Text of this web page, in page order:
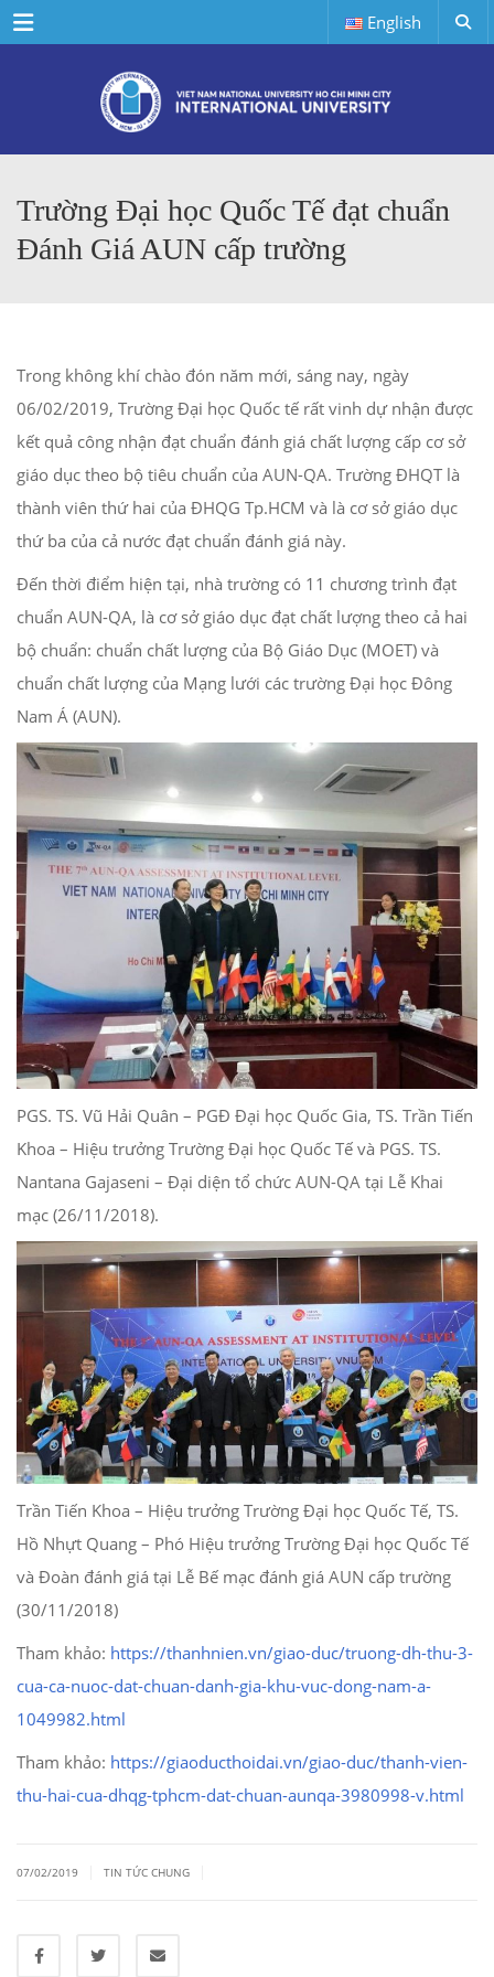
Menu English
Trường Đại học Quốc Tế đạt chuẩn
Đánh Giá AUN cấp trường
Trong không khí chào đón năm mới, sáng nay, ngày
06/02/2019, Trường Đại học Quốc tế rất vinh dự nhận được
kết quả công nhận đạt chuẩn đánh giá chất lượng cấp cơ sở
giáo dục theo bộ tiêu chuẩn của AUN-QA. Trường ĐHQT là
thành viên thứ hai của ĐHQG Tp.HCM và là cơ sở giáo dục
thứ ba của cả nước đạt chuẩn đánh giá này.
Đến thời điểm hiện tại, nhà trường có 11 chương trình đạt
chuẩn AUN-QA, là cơ sở giáo dục đạt chất lượng theo cả hai
bộ chuẩn: chuẩn chất lượng của Bộ Giáo Dục (MOET) và
chuẩn chất lượng của Mạng lưới các trường Đại học Đông
Nam Á (AUN).
PGS. TS. Vũ Hải Quân – PGĐ Đại học Quốc Gia, TS. Trần Tiến
Khoa – Hiệu trưởng Trường Đại học Quốc Tế và PGS. TS.
Nantana Gajaseni – Đại diện tổ chức AUN-QA tại Lễ Khai
mạc (26/11/2018).
Trần Tiến Khoa – Hiệu trưởng Trường Đại học Quốc Tế, TS.
Hồ Nhựt Quang – Phó Hiệu trưởng Trường Đại học Quốc Tế
và Đoàn đánh giá tại Lễ Bế mạc đánh giá AUN cấp trường
(30/11/2018)
Tham khảo: https://thanhnien.vn/giao-duc/truong-dh-thu-3-
cua-ca-nuoc-dat-chuan-danh-gia-khu-vuc-dong-nam-a-
1049982.html
Tham khảo: https://giaoducthoidai.vn/giao-duc/thanh-vien-
thu-hai-cua-dhqg-tphcm-dat-chuan-aunqa-3980998-v.html
07/02/2019 TIN TỨC CHUNG